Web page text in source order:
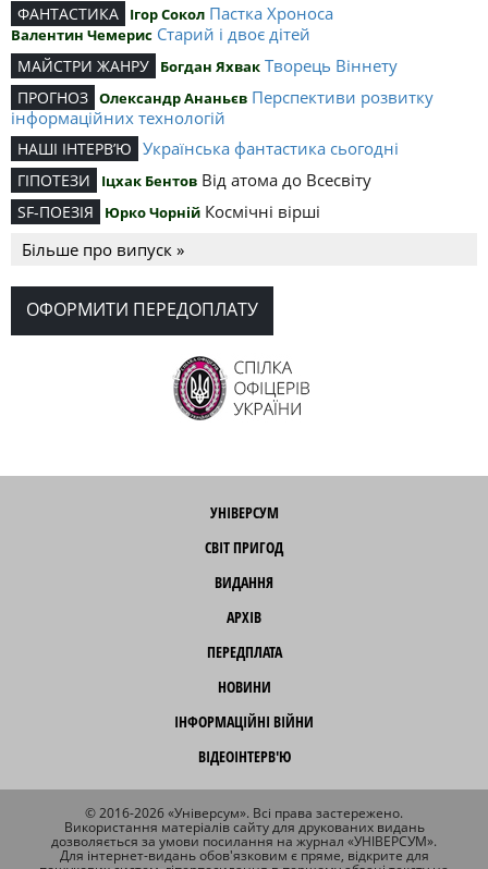
ФАНТАСТИКА Ігор Сокол Пастка Хроноса
Валентин Чемерис Старий і двоє дітей
МАЙСТРИ ЖАНРУ Богдан Яхвак Творець Віннету
ПРОГНОЗ Олександр Ананьєв Перспективи розвитку
інформаційних технологій
НАШІ ІНТЕРВ’Ю Українська фантастика сьогодні
ГІПОТЕЗИ Іцхак Бентов Від атома до Всесвіту
SF-ПОЕЗІЯ Юрко Чорній Космічні вірші
Більше про випуск »
ОФОРМИТИ ПЕРЕДОПЛАТУ
УНІВЕРСУМ
СВІТ ПРИГОД
ВИДАННЯ
АРХІВ
ПЕРЕДПЛАТА
НОВИНИ
ІНФОРМАЦІЙНІ ВІЙНИ
ВІДЕОІНТЕРВ'Ю
© 2016-2026 «Універсум». Всі права застережено.
Використання матеріалів сайту для друкованих видань
дозволяється за умови посилання на журнал «УНІВЕРСУМ».
Для інтернет-видань обов'язковим є пряме, відкрите для